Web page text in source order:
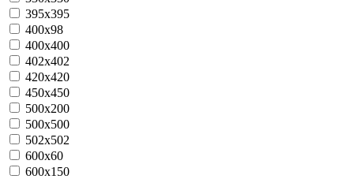
395x395
400х98
400х400
402х402
420х420
450х450
500x200
500х500
502х502
600х60
600х150